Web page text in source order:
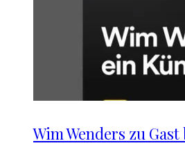
Wim Wenders zu